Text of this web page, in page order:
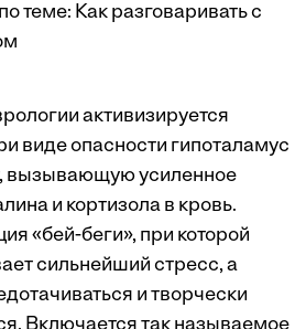
теме: Как разговаривать с
активизируется
виде опасности гипоталамус
вызывающую усиленное
и кортизола в кровь.
«бей-беги», при которой
сильнейший стресс, а
и творчески
Включается так называемое